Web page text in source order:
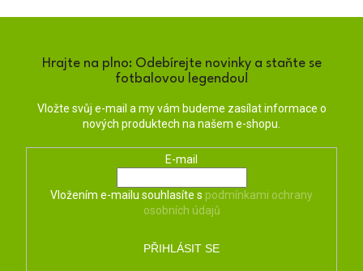
Hrajte na plno: Odebírejte novinky a staňte se
fotbalovou legendou!
Vložte svůj e-mail a my vám budeme zasílat informace o
nových produktech na našem e-shopu.
E-mail
Vložením e-mailu souhlasíte s podmínkami ochrany
osobních údajů
PŘIHLÁSIT SE